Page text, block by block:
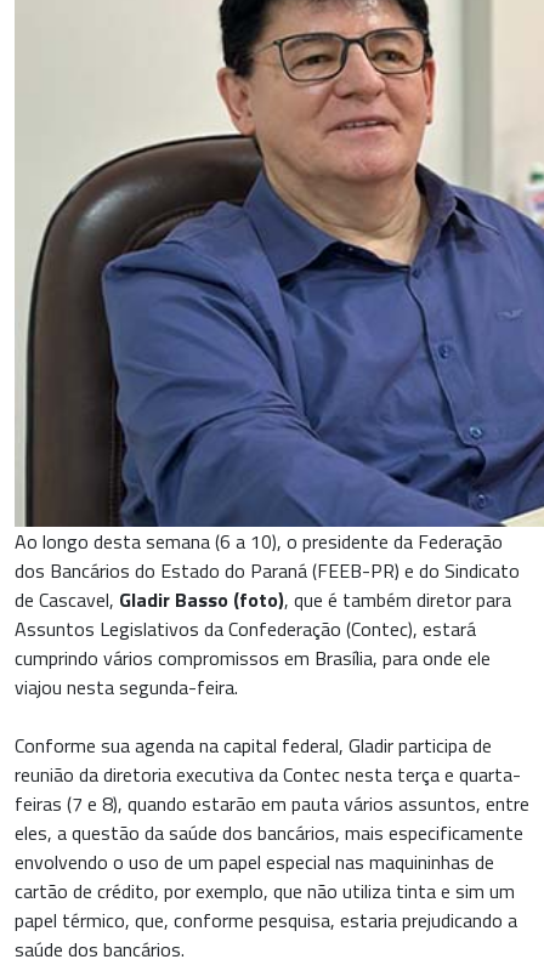
Ao longo desta semana (6 a 10), o presidente da Federação
dos Bancários do Estado do Paraná (FEEB-PR) e do Sindicato
de Cascavel, Gladir Basso (foto), que é também diretor para
Assuntos Legislativos da Confederação (Contec), estará
cumprindo vários compromissos em Brasília, para onde ele
viajou nesta segunda-feira.
Conforme sua agenda na capital federal, Gladir participa de
reunião da diretoria executiva da Contec nesta terça e quarta-
feiras (7 e 8), quando estarão em pauta vários assuntos, entre
eles, a questão da saúde dos bancários, mais especificamente
envolvendo o uso de um papel especial nas maquininhas de
cartão de crédito, por exemplo, que não utiliza tinta e sim um
papel térmico, que, conforme pesquisa, estaria prejudicando a
saúde dos bancários.